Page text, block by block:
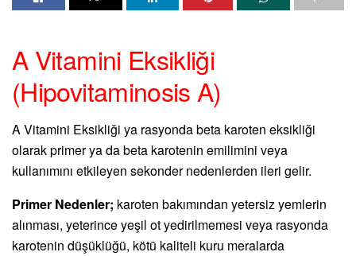
A Vitamini Eksikliği
(Hipovitaminosis A)
A Vitamini Eksikliği ya rasyonda beta karoten eksikliği
olarak primer ya da beta karotenin emilimini veya
kullanımını etkileyen sekonder nedenlerden ileri gelir.
Primer Nedenler; karoten bakımından yetersiz yemlerin
alınması, yeterince yeşil ot yedirilmemesi veya rasyonda
karotenin düşüklüğü, kötü kaliteli kuru meralarda